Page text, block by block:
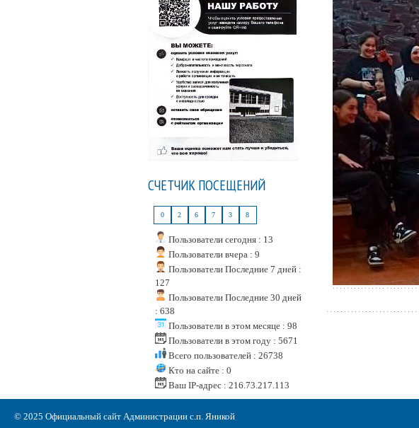
СЧЕТЧИК ПОСЕЩЕНИЙ
0 2 6 7 3 8
Пользователи сегодня : 13
Пользователи вчера : 9
Пользователи Последние 7 дней :
127
Пользователи Последние 30 дней
: 638
Пользователи в этом месяце : 98
Пользователи в этом году : 5671
Всего пользователей : 26738
Кто на сайте : 0
Ваш IP-адрес : 216.73.217.113
© 2025 Официальный сайт Администрации с.п. Яникой